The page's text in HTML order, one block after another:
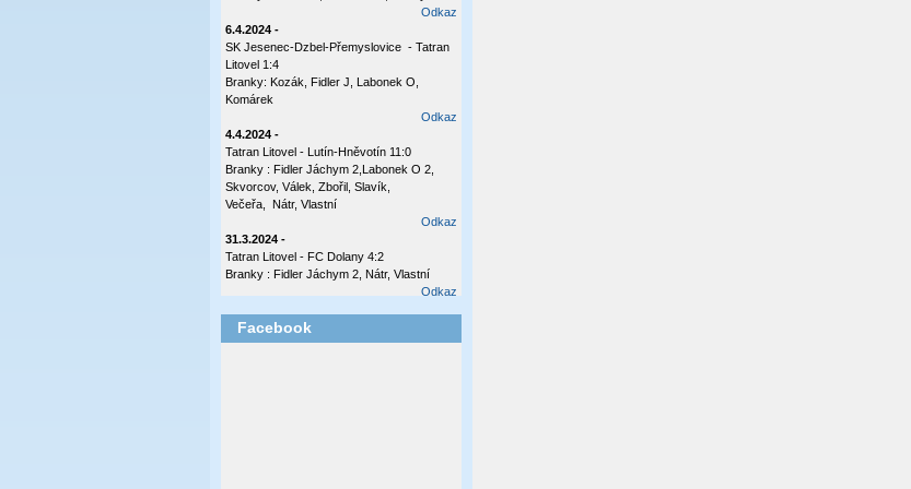
Odkaz
6.4.2024 -
SK Jesenec-Dzbel-Přemyslovice - Tatran
Litovel 1:4
Branky: Kozák, Fidler J, Labonek O,
Komárek
Odkaz
4.4.2024 -
Tatran Litovel - Lutín-Hněvotín 11:0
Branky : Fidler Jáchym 2,Labonek O 2,
Skvorcov, Válek, Zbořil, Slavík,
Večeřa, Nátr, Vlastní
Odkaz
31.3.2024 -
Tatran Litovel - FC Dolany 4:2
Branky : Fidler Jáchym 2, Nátr, Vlastní
Odkaz
Tatran Litovel - Plumlov 3:0
Branky: Labonek O 2 , Válek
Facebook